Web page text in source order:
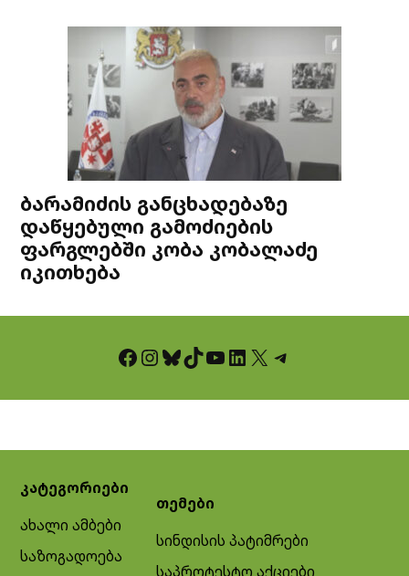
ბარამიძის განცხადებაზე
დაწყებული გამოძიების
ფარგლებში კობა კობალაძე
იკითხება
Facebook InstagramBluesky TikTok YouTube LinkedIn X Telegram
კატეგორიები
ახალი ამბები
საზოგადოება
თემები
სინდისის პატიმრები
საპროტესტო აქციები